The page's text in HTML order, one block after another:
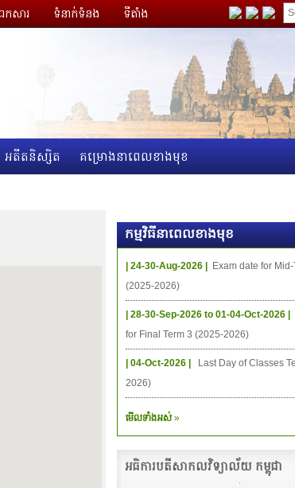
កសារ ទំនាក់ទំនង ទីតាំង
អតីតនិស្សិត គម្រោងនាពេលខាងមុខ
កម្មវិធីនាពេលខាងមុខ
| 24-30-Aug-2026 |
Exam date for
(2025-2026)
| 28-30-Sep-2026 to 01-04-Oct-2026 |
for Final Term 3 (2025-2026)
| 04-Oct-2026 |
Last Day of Classes
2026)
មើលទាំងអស់ »
អធិការបតីសាកលវិទ្យាល័យ កម្ពុជា